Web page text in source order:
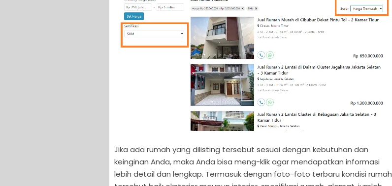
Jika ada rumah yang dilisting tersebut sesuai dengan kebutuhan dan
keinginan Anda, maka Anda bisa meng-klik agar mendapatkan informasi
lebih detail dan lengkap. Termasuk dengan foto-foto terbaru kondisi rumah